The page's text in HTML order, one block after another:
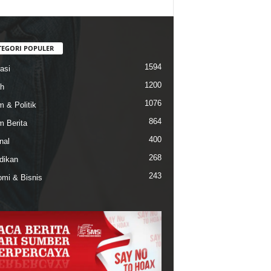
POPULER
1594
1200
& Politik 1076
Berita 864
400
268
& Bisnis 243